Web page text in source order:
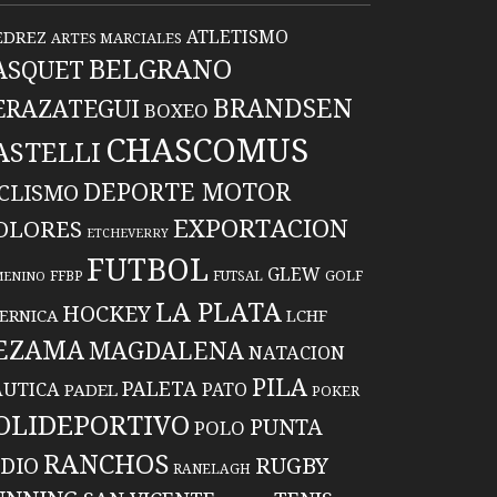
ARTES MARCIALES ATLETISMO
BELGRANO
BOXEO BRANDSEN
CHASCOMUS
DEPORTE MOTOR
ETCHEVERRY EXPORTACION
FFBP FUTBOL FUTSAL GLEW GOLF
HOCKEYLA PLATA LCHF
MAGDALENANATACION
PADEL PALETAPATO PILA POKER
POLO PUNTA
RANCHOS RANELAGH RUGBY